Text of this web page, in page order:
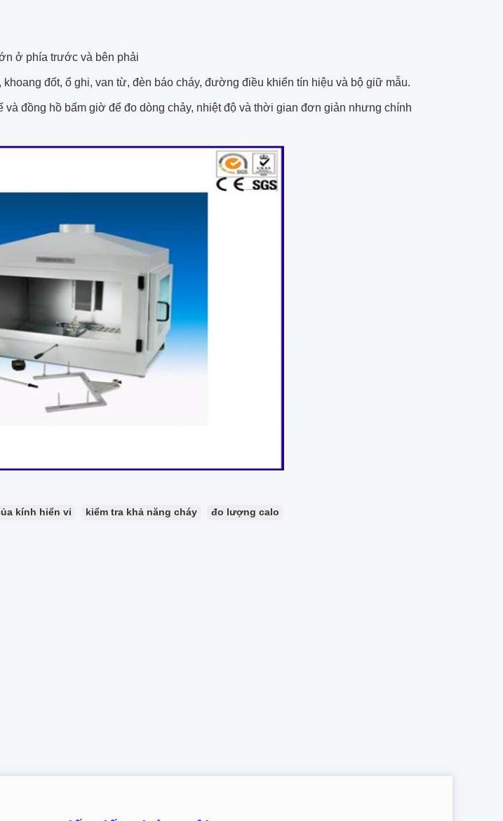
ở phía trước và bên phải
đốt, ổ ghi, van từ, đèn báo cháy, đường điều khiển tín hiệu và bộ giữ mẫu.
đồng hồ bấm giờ để đo dòng chảy, nhiệt độ và thời gian đơn giản nhưng chính
kính hiển vi kiểm tra khả năng cháy đo lượng calo